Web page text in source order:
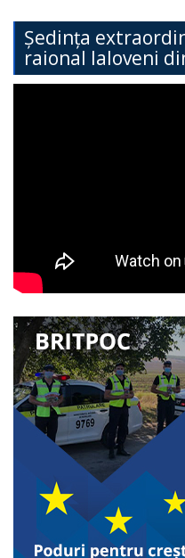
Ședința
raional Ialoveni